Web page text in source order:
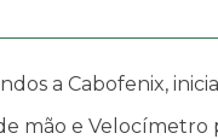
a Cabofenix,
mão e Velocímetro